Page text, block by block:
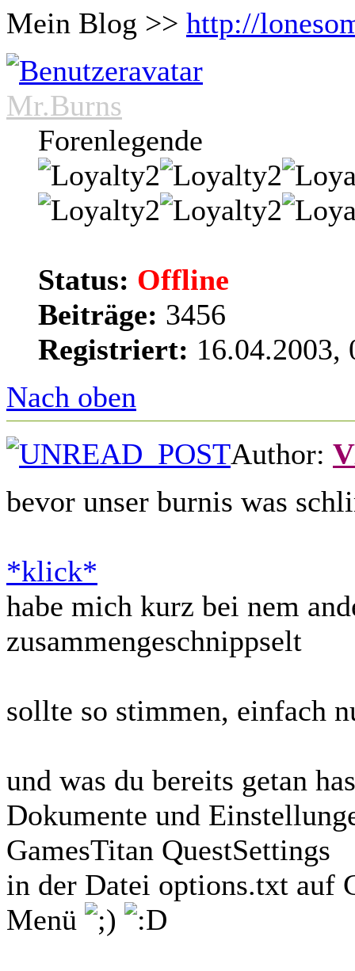
Mein Blog >> http://
Mr.Burns
Forenlegende
Status: Offline
Beiträge: 3456
Registriert: 16.04.2003,
Nach oben
Author:
bevor unser burnis was
*klick*
habe mich kurz bei nem
zusammengeschnippselt
sollte so stimmen, einfach
und was du bereits getan
Dokumente und
GamesTitan QuestSettings
in der Datei options.txt auf
Menü